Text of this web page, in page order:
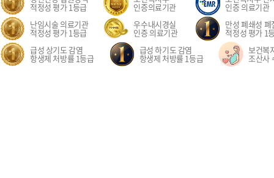
적정성 평가 1등급 인증의료기관
인증 의료기관
난임시술 의료기관
적정성 평가 1등급
우수내시경실
인증 의료기관
만성 폐쇄성
적정성 평가 1
급성 상기도 감염
항생제 처방률 1등급
급성 하기도 감염
항생제 처방률 1등급
보건복
조산사